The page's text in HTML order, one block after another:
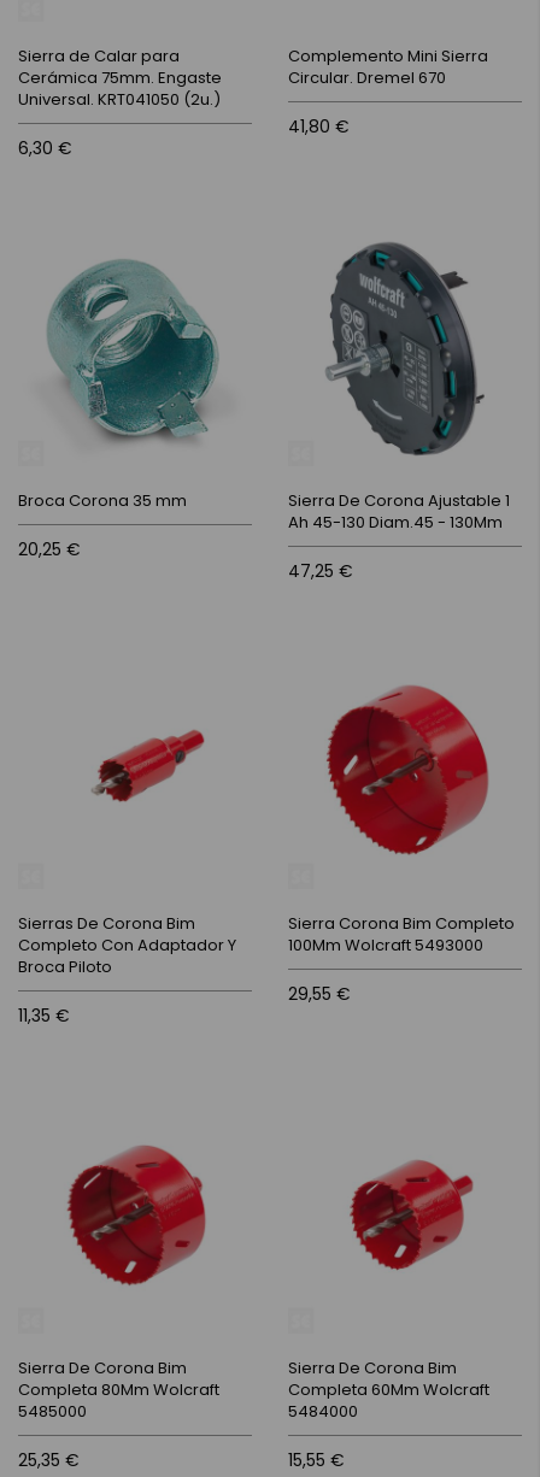
Sierra de Calar para
Cerámica 75mm. Engaste
Universal. KRT041050 (2u.)
6,30 €
Complemento Mini Sierra
Circular. Dremel 670
41,80 €
Broca Corona 35 mm
20,25 €
Sierra De Corona Ajustable 1
Ah 45-130 Diam.45 - 130Mm
47,25 €
Sierras De Corona Bim
Completo Con Adaptador Y
Broca Piloto
11,35 €
Sierra Corona Bim Completo
100Mm Wolcraft 5493000
29,55 €
Sierra De Corona Bim
Completa 80Mm Wolcraft
5485000
25,35 €
Sierra De Corona Bim
Completa 60Mm Wolcraft
5484000
15,55 €